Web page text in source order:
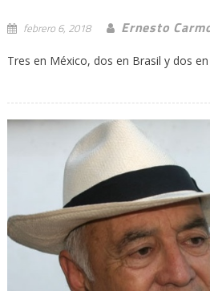
febrero 6, 2018 Ernesto
Tres en México, dos en Brasil y dos en